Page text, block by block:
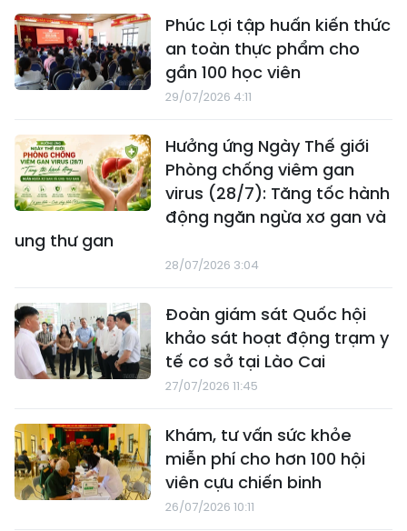
Phúc Lợi tập huấn kiến thức
an toàn thực phẩm cho
gần 100 học viên
29/07/2026 4:11
Hưởng ứng Ngày Thế giới
Phòng chống viêm gan
virus (28/7): Tăng tốc hành
động ngăn ngừa xơ gan và
ung thư gan
28/07/2026 3:04
Đoàn giám sát Quốc hội
khảo sát hoạt động trạm y
tế cơ sở tại Lào Cai
27/07/2026 11:45
Khám, tư vấn sức khỏe
miễn phí cho hơn 100 hội
viên cựu chiến binh
26/07/2026 10:11